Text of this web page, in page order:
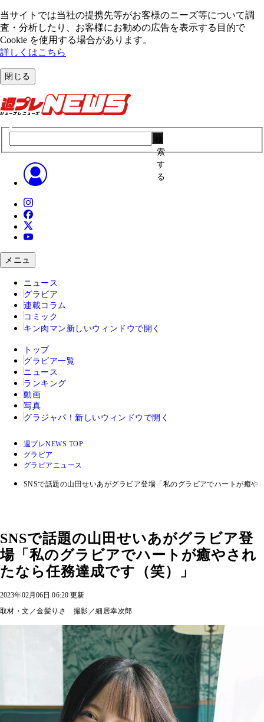
当サイトでは当社の提携先等がお客様のニーズ等について調
査・分析したり、お客様にお勧めの広告を表⽰する⽬的で
Cookie を使⽤する場合があります。
詳しくはこちら
閉じる
索
す
る
メニュ
ニュース
グラビア
連載コラム
コミック
キン肉マン 新しいウィンドウで開く
トップ
グラビア一覧
ニュース
ランキング
動画
写真
グラジャパ！ 新しいウィンドウで開く
週プレNEWS TOP
グラビア
グラビアニュース
SNSで話題の山田せいあがグラビア登場「私のグラビアでハートが癒や
SNSで話題の山田せいあがグラビア登
場「私のグラビアでハートが癒やされ
たなら任務達成です（笑）」
2023年02月06日 06:20 更新
取材・文／金髪りさ 撮影／細居幸次郎